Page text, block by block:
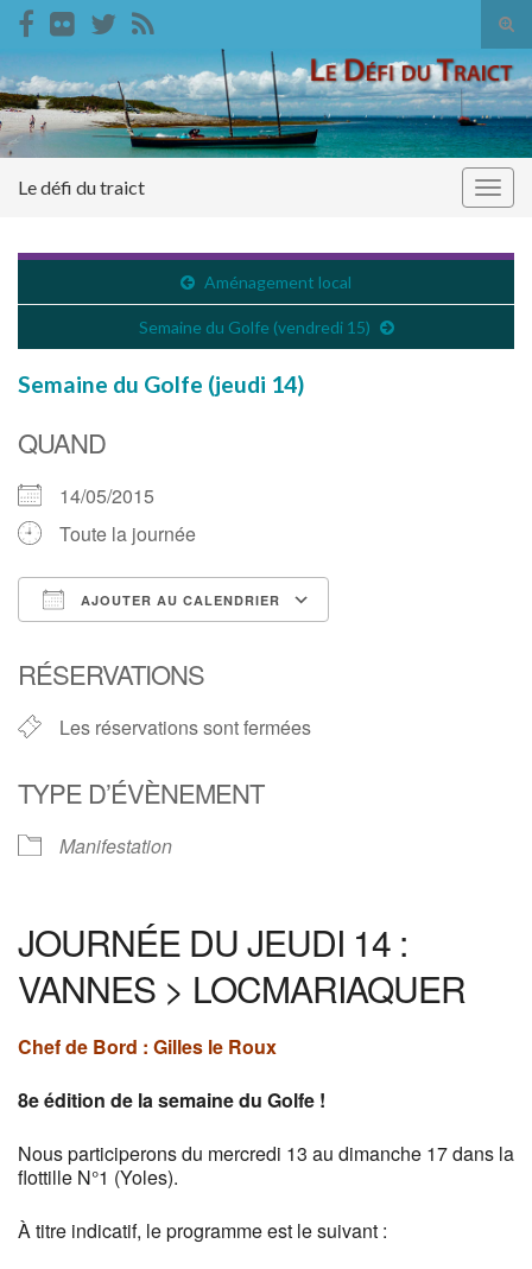
Search for:
Le défi du traict
Aménagement local
Semaine du Golfe (vendredi 15)
Semaine du Golfe (jeudi 14)
QUAND
14/05/2015
Toute la journée
AJOUTER AU CALENDRIER
RÉSERVATIONS
Les réservations sont fermées
TYPE D’ÉVÈNEMENT
Manifestation
JOURNÉE DU JEUDI 14 :
VANNES > LOCMARIAQUER
Chef de Bord : Gilles le Roux
8e édition de la semaine du Golfe !
Nous participerons du mercredi 13 au dimanche 17 dans la
flottille N°1 (Yoles).
À titre indicatif, le programme est le suivant :